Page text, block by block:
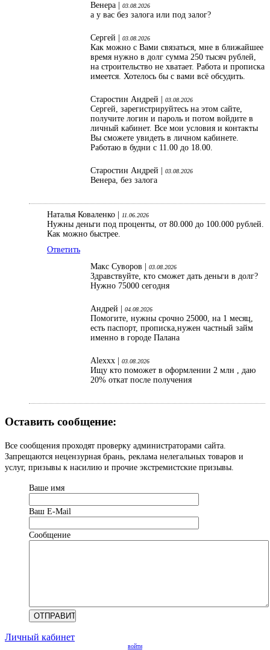
Венера | 03.08.2026
а у вас без залога или под залог?
Сергей | 03.08.2026
Как можно с Вами связаться, мне в ближайшее
время нужно в долг сумма 250 тысяч рублей,
на строительство не хватает. Работа и прописка
имеется. Хотелось бы с вами всё обсудить.
Старостин Андрей | 03.08.2026
Сергей, зарегистрируйтесь на этом сайте,
получите логин и пароль и потом войдите в
личный кабинет. Все мои условия и контакты
Вы сможете увидеть в личном кабинете.
Работаю в будни с 11.00 до 18.00.
Старостин Андрей | 03.08.2026
Венера, без залога
Наталья Коваленко | 11.06.2026
Нужны деньги под проценты, от 80.000 до 100.000 рублей.
Как можно быстрее.
Ответить
Макс Суворов |
03.08.2026
Здравствуйте, кто сможет дать деньги в долг?
Нужно 75000 сегодня
Андрей | 04.08.2026
Помогите, нужны срочно 25000, на 1 месяц,
есть паспорт, прописка,нужен частный займ
именно в городе Палана
Alexxx | 03.08.2026
Ищу кто поможет в оформлении 2 млн , даю
20% откат после получения
Оставить сообщение:
Все сообщения проходят проверку администраторами сайта.
Запрещаются нецензурная брань, реклама нелегальных товаров и
услуг, призывы к насилию и прочие экстремистские призывы.
Ваше имя
Ваш Е-Mail
Сообщение
Личный кабинет
войти